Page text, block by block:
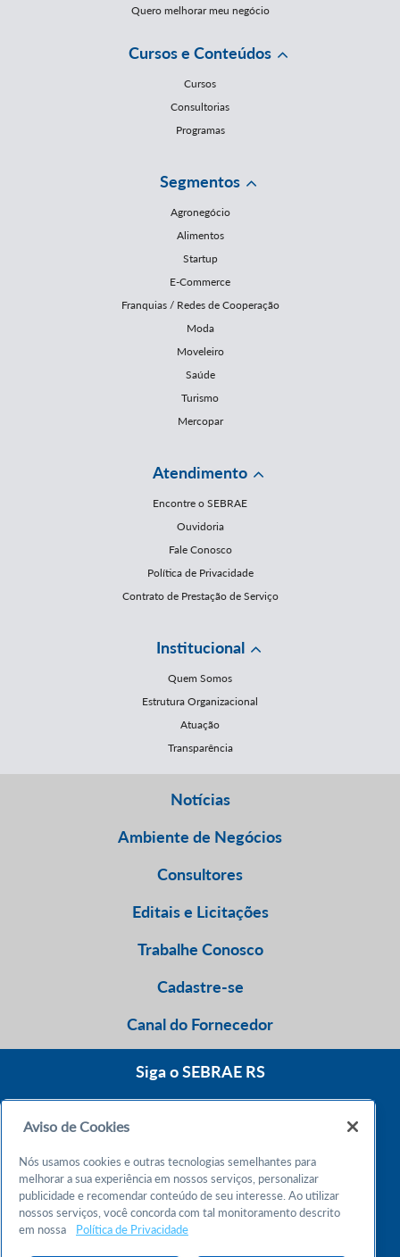
Quero melhorar meu negócio
Cursos e Conteúdos
Cursos
Consultorias
Programas
Segmentos
Agronegócio
Alimentos
Startup
E-Commerce
Franquias / Redes de Cooperação
Moda
Moveleiro
Saúde
Turismo
Mercopar
Atendimento
Encontre o SEBRAE
Ouvidoria
Fale Conosco
Política de Privacidade
Contrato de Prestação de Serviço
Institucional
Quem Somos
Estrutura Organizacional
Atuação
Transparência
Notícias
Ambiente de Negócios
Consultores
Editais e Licitações
Trabalhe Conosco
Cadastre-se
Canal do Fornecedor
Siga o SEBRAE RS
Atendimento 24h
Chame no WhatsApp
Aviso de Cookies
Nós usamos cookies e outras tecnologias semelhantes para
melhorar a sua experiência em nossos serviços, personalizar
publicidade e recomendar conteúdo de seu interesse. Ao utilizar
nossos serviços, você concorda com tal monitoramento descrito
em nossa
Política de Privacidade